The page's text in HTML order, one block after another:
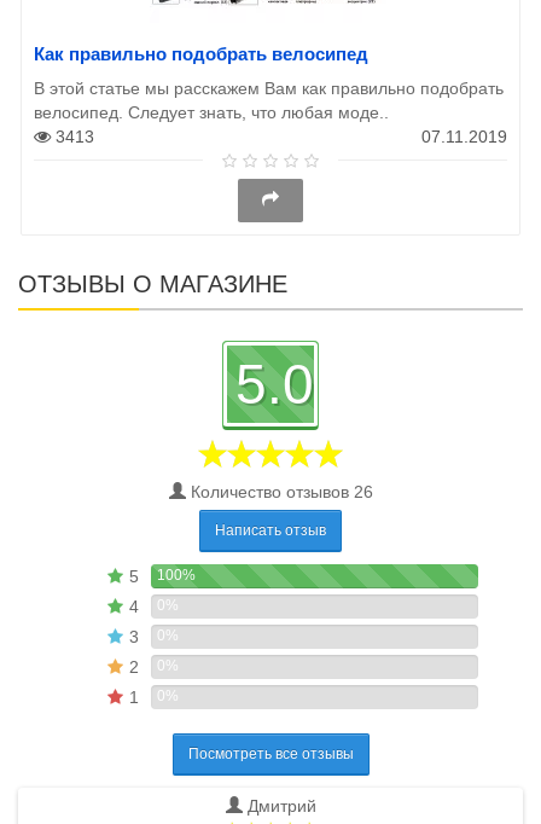
Как правильно подобрать велосипед
В этой статье мы расскажем Вам как правильно подобрать
велосипед. Следует знать, что любая моде..
3413
07.11.2019
ОТЗЫВЫ О МАГАЗИНЕ
5.0
Количество отзывов 26
Написать отзыв
5 100%
4 0%
3 0%
2 0%
1 0%
Посмотреть все отзывы
Дмитрий